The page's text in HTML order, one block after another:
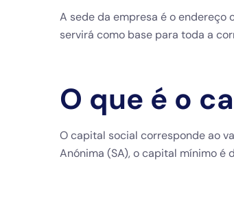
A sede da empresa é o endereço
servirá como base para toda a
O que é o
O capital social corresponde ao
Anónima (SA), o capital mínimo